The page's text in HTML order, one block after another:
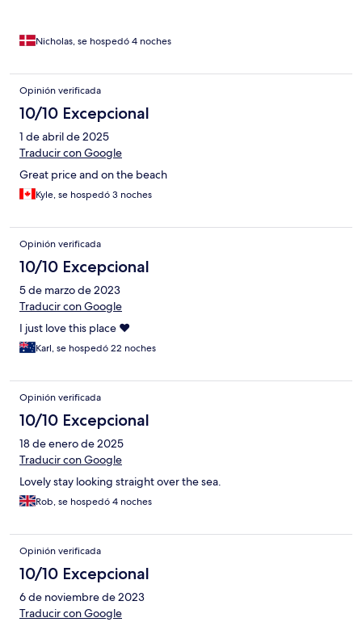
Nicholas, se hospedó 4 noches
Opinión verificada
10/10 Excepcional
1 de abril de 2025
Traducir con Google
Great price and on the beach
Kyle, se hospedó 3 noches
Opinión verificada
10/10 Excepcional
5 de marzo de 2023
Traducir con Google
I just love this place ❤️
Karl, se hospedó 22 noches
Opinión verificada
10/10 Excepcional
18 de enero de 2025
Traducir con Google
Lovely stay looking straight over the sea.
Rob, se hospedó 4 noches
Opinión verificada
10/10 Excepcional
6 de noviembre de 2023
Traducir con Google